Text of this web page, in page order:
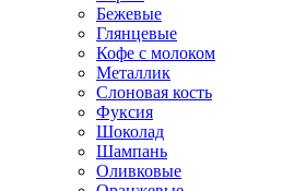
Бежевые
Глянцевые
Кофе с молоком
Металлик
Слоновая кость
Фуксия
Шоколад
Шампань
Оливковые